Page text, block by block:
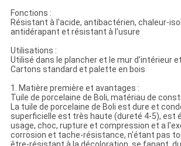
Fonctions :
Résistant à l'acide, antibactérien, chaleur-
antidérapant et résistant à l'usure
Utilisations :
Utilisé dans le plancher et le mur d'intérieur
Cartons standard et palette en bois
1. Matière première et avantages :
Tuile de porcelaine de Boli, matériau de
La tuile de porcelaine de Boli est dure et
superficielle est très haute (dureté 4-5), est
usage, choc, rupture et compression et a
corrosion et tache-résistance, n'étant pas